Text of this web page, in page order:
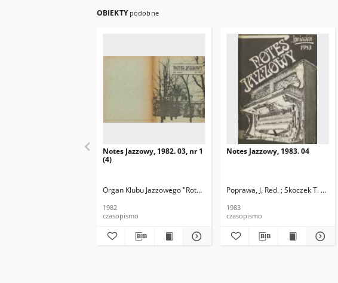
OBIEKTY podobne
Notes Jazzowy, 1982. 03, nr 1
(4)
Organ Klubu Jazzowego "Rotunda" Skoczek, T. Red.
1982
czasopismo
Notes Jazzowy, 1983. 04
Poprawa, J. Red. ; Skoczek T. Red.
1983
czasopismo